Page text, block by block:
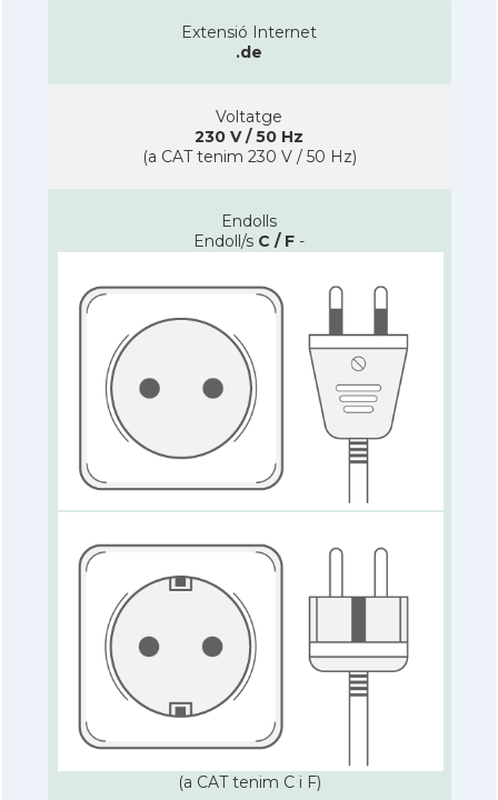
Extensió Internet
.de
Voltatge
230 V / 50 Hz
(a CAT tenim 230 V / 50 Hz)
Endolls
Endoll/s C / F -
(a CAT tenim C i F)